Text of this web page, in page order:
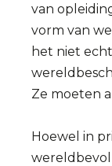
van
vorm van
het niet
Ze moeten
Hoewel in